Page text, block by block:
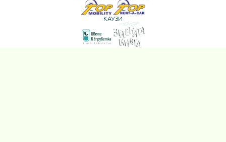
КАУЗИ